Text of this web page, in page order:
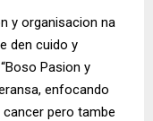
y organisacion na
den cuido y
Pasion y
enfocando
pero tambe